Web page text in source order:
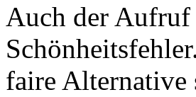
Auch der Aufruf
faire Alternative